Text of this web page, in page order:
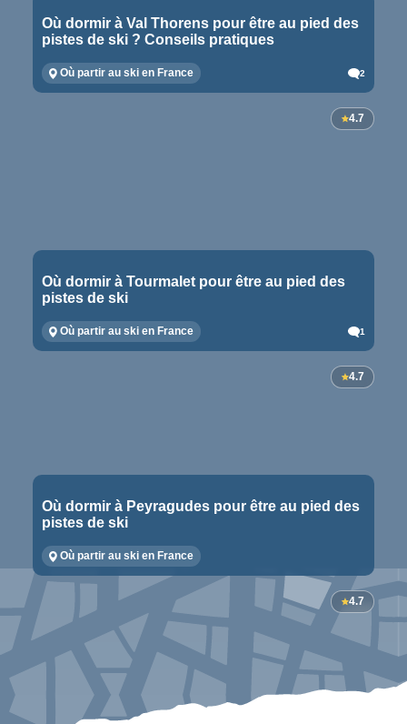
Où dormir à Val Thorens pour être au pied des
pistes de ski ? Conseils pratiques
Où partir au ski en France 2
4.7
Où dormir à Tourmalet pour être au pied des
pistes de ski
Où partir au ski en France 1
4.7
Où dormir à Peyragudes pour être au pied des
pistes de ski
Où partir au ski en France
4.7